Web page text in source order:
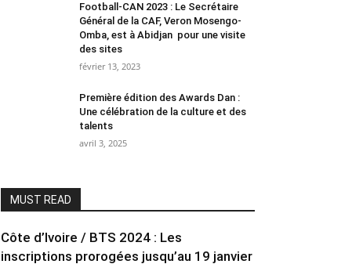
Football-CAN 2023 : Le Secrétaire
Général de la CAF, Veron Mosengo-
Omba, est à Abidjan pour une visite
des sites
février 13, 2023
Première édition des Awards Dan :
Une célébration de la culture et des
talents
avril 3, 2025
MUST READ
Côte d’Ivoire / BTS 2024 : Les
inscriptions prorogées jusqu’au 19 janvier